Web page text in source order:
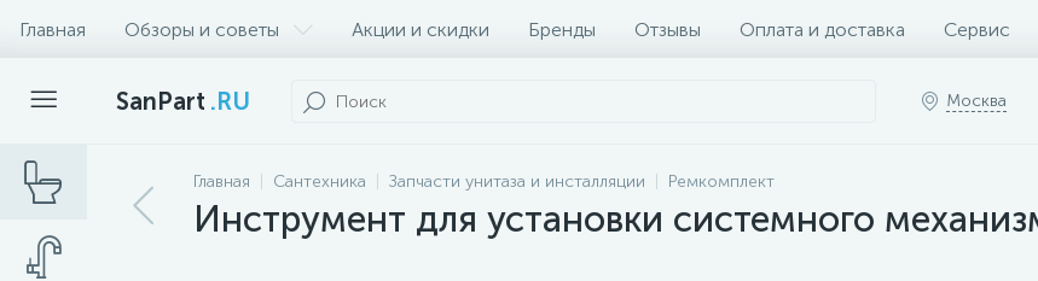
Главная Обзоры и советы Акции и скидки Бренды Отзывы Оплата и доставка Сервис
SanPart .RU Москва
Главная Сантехника Запчасти унитаза и инсталляции Ремкомплект
Инструмент для установки системного